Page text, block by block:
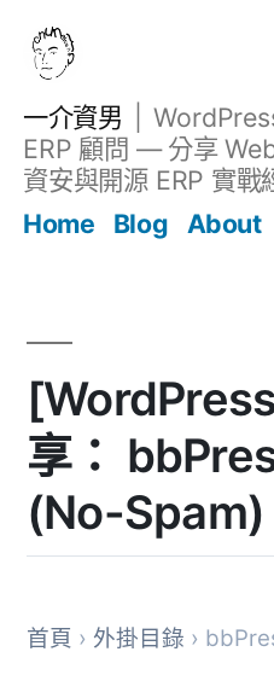
一介資男
ERP 顧問 — 分享
資安與開源 ERP 實戰
Home
Blog About
享：
(No-Spam)
首頁 › 外掛目錄 ›
文章